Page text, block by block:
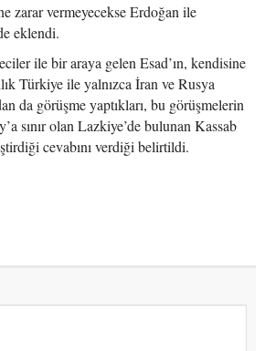
zarar vermeyecekse Erdoğan ile
eklendi.
ile bir araya gelen Esad’ın, kendisine
Türkiye ile yalnızca İran ve Rusya
da görüşme yaptıkları, bu görüşmelerin
sınır olan Lazkiye’de bulunan Kassab
cevabını verdiği belirtildi.